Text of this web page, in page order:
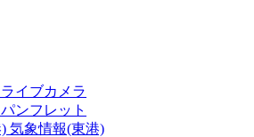
ライブカメラ
パンフレット
気象情報(東港)